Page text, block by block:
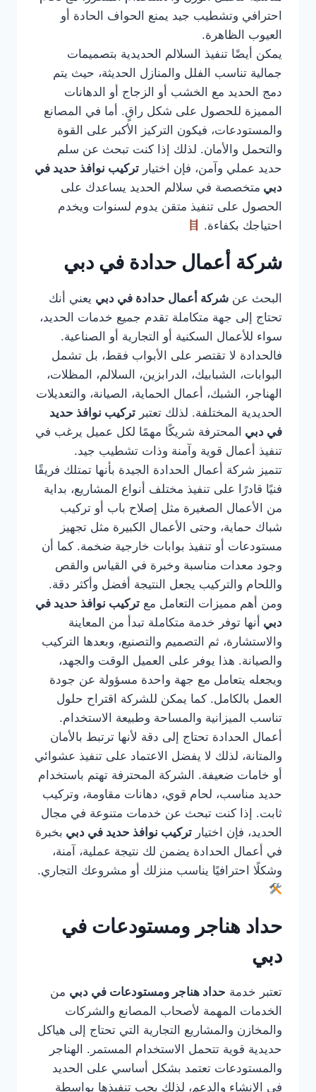
احترافي وتشطيب جيد يمنع الحواف الحادة أو
العيوب الظاهرة.
يمكن أيضًا تنفيذ السلالم الحديدية بتصميمات
جمالية تناسب الفلل والمنازل الحديثة، حيث يتم
دمج الحديد مع الخشب أو الزجاج أو الدهانات
المميزة للحصول على شكل راقٍ. أما في المصانع
والمستودعات، فيكون التركيز الأكبر على القوة
والتحمل والأمان. لذلك إذا كنت تبحث عن سلم
حديد عملي وآمن، فإن اختيار تركيب نوافذ حديد في
دبي متخصصة في سلالم الحديد يساعدك على
الحصول على تنفيذ متقن يدوم لسنوات ويخدم
احتياجك بكفاءة.
شركة أعمال حدادة في دبي
البحث عن شركة أعمال حدادة في دبي يعني أنك
تحتاج إلى جهة متكاملة تقدم جميع خدمات الحديد،
سواء للأعمال السكنية أو التجارية أو الصناعية.
فالحدادة لا تقتصر على الأبواب فقط، بل تشمل
البوابات، الشبابيك، الدرابزين، السلالم، المظلات،
الهناجر، الشبك، أعمال الحماية، الصيانة، والتعديلات
الحديدية المختلفة. لذلك تعتبر تركيب نوافذ حديد
في دبي المحترفة شريكًا مهمًا لكل عميل يرغب في
تنفيذ أعمال قوية وآمنة وذات تشطيب جيد.
تتميز شركة أعمال الحدادة الجيدة بأنها تمتلك فريقًا
فنيًا قادرًا على تنفيذ مختلف أنواع المشاريع، بداية
من الأعمال الصغيرة مثل إصلاح باب أو تركيب
شباك حماية، وحتى الأعمال الكبيرة مثل تجهيز
مستودعات أو تنفيذ بوابات خارجية ضخمة. كما أن
وجود معدات مناسبة وخبرة في القياس والقص
واللحام والتركيب يجعل النتيجة أفضل وأكثر دقة.
ومن أهم مميزات التعامل مع تركيب نوافذ حديد في
دبي أنها توفر خدمة متكاملة تبدأ من المعاينة
والاستشارة، ثم التصميم والتصنيع، وبعدها التركيب
والصيانة. هذا يوفر على العميل الوقت والجهد،
ويجعله يتعامل مع جهة واحدة مسؤولة عن جودة
العمل بالكامل. كما يمكن للشركة اقتراح حلول
تناسب الميزانية والمساحة وطبيعة الاستخدام.
أعمال الحدادة تحتاج إلى دقة لأنها ترتبط بالأمان
والمتانة، لذلك لا يفضل الاعتماد على تنفيذ عشوائي
أو خامات ضعيفة. الشركة المحترفة تهتم باستخدام
حديد مناسب، لحام قوي، دهانات مقاومة، وتركيب
ثابت. إذا كنت تبحث عن خدمات متنوعة في مجال
الحديد، فإن اختيار تركيب نوافذ حديد في دبي بخبرة
في أعمال الحدادة يضمن لك نتيجة عملية، آمنة،
وشكلًا احترافيًا يناسب منزلك أو مشروعك التجاري.
حداد هناجر ومستودعات في
دبي
تعتبر خدمة حداد هناجر ومستودعات في دبي من
الخدمات المهمة لأصحاب المصانع والشركات
والمخازن والمشاريع التجارية التي تحتاج إلى هياكل
حديدية قوية تتحمل الاستخدام المستمر. الهناجر
والمستودعات تعتمد بشكل أساسي على الحديد
في الإنشاء والدعم، لذلك يجب تنفيذها بواسطة